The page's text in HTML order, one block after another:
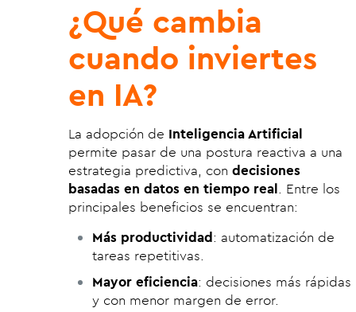
¿Qué cambia
cuando inviertes
en IA?
La adopción de Inteligencia Artificial
permite pasar de una postura reactiva a una
estrategia predictiva, con decisiones
basadas en datos en tiempo real. Entre los
principales beneficios se encuentran:
Más productividad: automatización de
tareas repetitivas.
Mayor eficiencia: decisiones más rápidas
y con menor margen de error.